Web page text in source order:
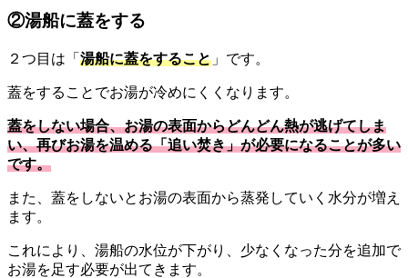
②湯船に蓋をする
２つ目は「 湯船に蓋をすること 」です。
蓋をすることでお湯が冷めにくくなります。
蓋をしない場合、お湯の表面からどんどん熱が逃げてしま
い、再びお湯を温める「追い焚き」が必要になることが多い
です。
また、蓋をしないとお湯の表面から蒸発していく水分が増え
ます。
これにより、湯船の水位が下がり、少なくなった分を追加で
お湯を足す必要が出てきます。